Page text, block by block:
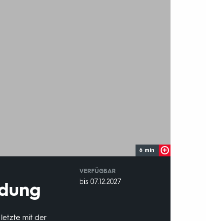
6 min
mit der
VERFÜGBAR
weltweit
VERFÜGBAR
bis 07.12.2027